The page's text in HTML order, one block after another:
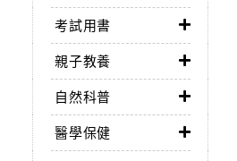
考試用書
親子教養
自然科普
醫學保健